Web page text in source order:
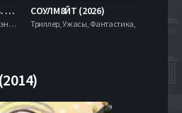
Последний богатырь. Колобок (2026)
Комедия, Приключения, Фэнтези,
СОУЛМ8ЙТ (2026)
Триллер, Ужасы, Фантастика,